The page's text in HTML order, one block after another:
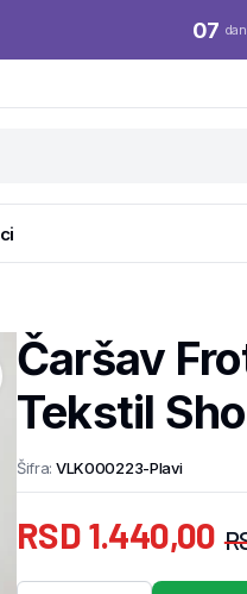
07
Čaršav
Tekstil
Šifra: VLK000223-Plavi
RSD1.440,00